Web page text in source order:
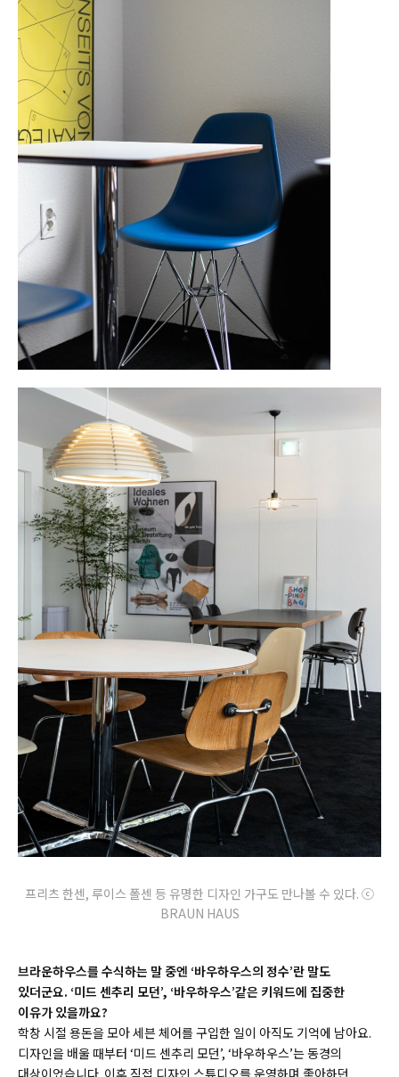
프리츠 한센, 루이스 폴센 등 유명한 디자인 가구도 만나볼 수 있다. ⓒ
BRAUN HAUS
브라운하우스를 수식하는 말 중엔 ‘바우하우스의 정수’란 말도
있더군요. ‘미드 센추리 모던’, ‘바우하우스’같은 키워드에 집중한
이유가 있을까요?
학창 시절 용돈을 모아 세븐 체어를 구입한 일이 아직도 기억에 남아요.
디자인을 배울 때부터 ‘미드 센추리 모던’, ‘바우하우스’는 동경의
대상이었습니다. 이후 직접 디자인 스튜디오를 운영하며 좋아하던